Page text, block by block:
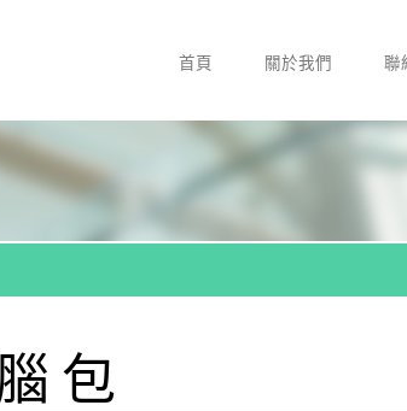
首頁 關於我們 聯
包